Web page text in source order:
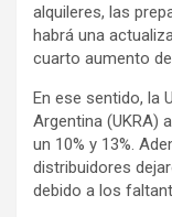
alquileres, las
habrá una
cuarto aumento
En ese sentido, la
Argentina (UKRA)
un 10% y 13%.
distribuidores
debido a los